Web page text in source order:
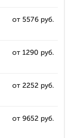
от 5576 руб.
от 1290 руб.
от 2252 руб.
от 9652 руб.